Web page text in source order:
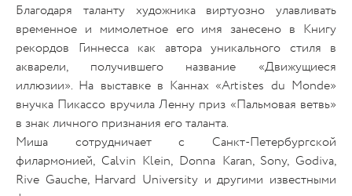
Благодаря таланту художника виртуозно улавливать
временное и мимолетное его имя занесено в Книгу
рекордов Гиннесса как автора уникального стиля в
акварели, получившего название «Движущиеся
иллюзии». На выставке в Каннах «Artistes du Monde»
внучка Пикассо вручила Ленну приз «Пальмовая ветвь»
в знак личного признания его таланта.
Миша сотрудничает с Санкт-Петербургской
филармонией, Calvin Klein, Donna Karan, Sony, Godivа,
Rive Gauche, Harvard University и другими известными